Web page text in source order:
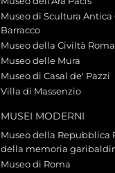
Museo di Scultura Antica
Barracco
Museo della Civiltà
Museo delle Mura
Museo di Casal de' Pazzi
Villa di Massenzio
MUSEI MODERNI
Museo della Repubblica
della memoria
Museo di Roma